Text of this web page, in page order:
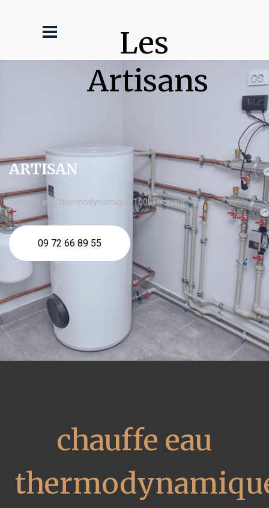
Les
Artisans
ARTISAN
chauffe eau thermodynamique 100l Thouars
09 72 66 89 55
chauffe eau